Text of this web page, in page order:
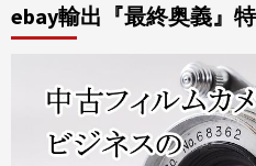
ebay輸出『最終奥義』